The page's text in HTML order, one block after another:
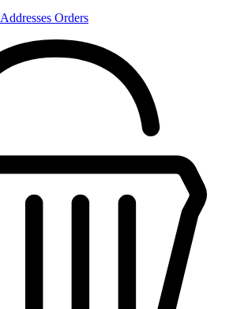
Addresses Orders